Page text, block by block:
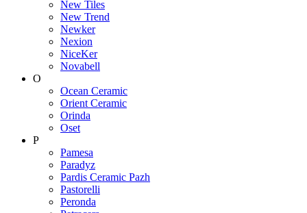
New Tiles
New Trend
Newker
Nexion
NiceKer
Novabell
O
Ocean Ceramic
Orient Ceramic
Orinda
Oset
P
Pamesa
Paradyz
Pardis Ceramic Pazh
Pastorelli
Peronda